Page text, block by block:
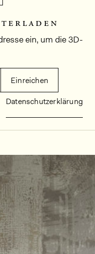
ein, um die 3D-
Einreichen
Datenschutzerklärung